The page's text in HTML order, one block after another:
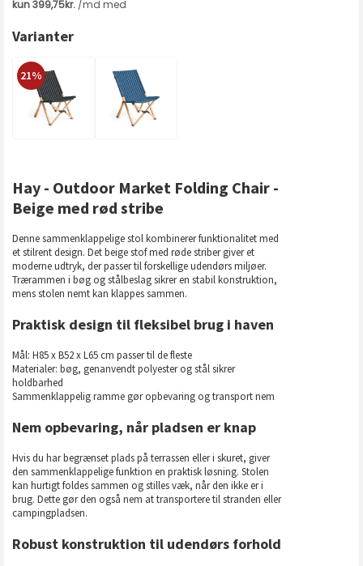
Varianter
21%
Hay - Outdoor Market Folding Chair -
Beige med rød stribe
Denne sammenklappelige stol kombinerer funktionalitet med
et stilrent design. Det beige stof med røde striber giver et
moderne udtryk, der passer til forskellige udendørs miljøer.
Trærammen i bøg og stålbeslag sikrer en stabil konstruktion,
mens stolen nemt kan klappes sammen.
Praktisk design til fleksibel brug i haven
Mål: H85 x B52 x L65 cm passer til de fleste
Materialer: bøg, genanvendt polyester og stål sikrer
holdbarhed
Sammenklappelig ramme gør opbevaring og transport nem
Nem opbevaring, når pladsen er knap
Hvis du har begrænset plads på terrassen eller i skuret, giver
den sammenklappelige funktion en praktisk løsning. Stolen
kan hurtigt foldes sammen og stilles væk, når den ikke er i
brug. Dette gør den også nem at transportere til stranden eller
campingpladsen.
Robust konstruktion til udendørs forhold